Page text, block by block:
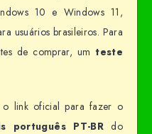
10 e Windows 11,
usuários brasileiros. Para
de comprar, umteste
o link oficial para fazer o
português PT-BRdo